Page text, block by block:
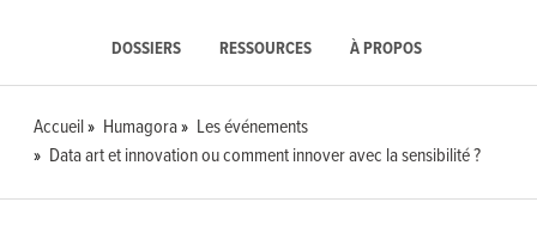
DOSSIERS RESSOURCES À PROPOS
Accueil Humagora
Les événements
Data art et innovation ou comment innover avec la sensibilité ?